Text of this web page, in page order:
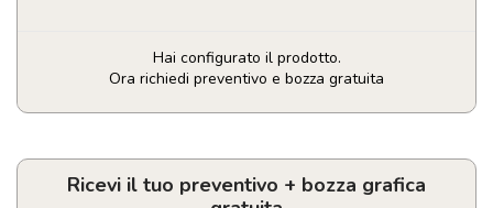
Hai configurato il prodotto.
Ora richiedi preventivo e bozza gratuita
Portachiavi
cavo
Ricevi il tuo preventivo + bozza grafica